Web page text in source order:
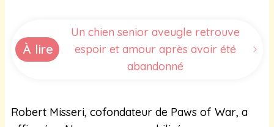
À lire
Un chien senior aveugle retrouve
espoir et amour après avoir été
abandonné
Robert Misseri, cofondateur de Paws of War, a